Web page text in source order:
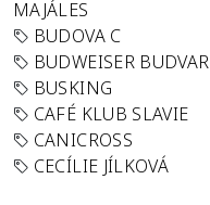
MAJÁLES
BUDOVA C
BUDWEISER BUDVAR
BUSKING
CAFÉ KLUB SLAVIE
CANICROSS
CECÍLIE JÍLKOVÁ